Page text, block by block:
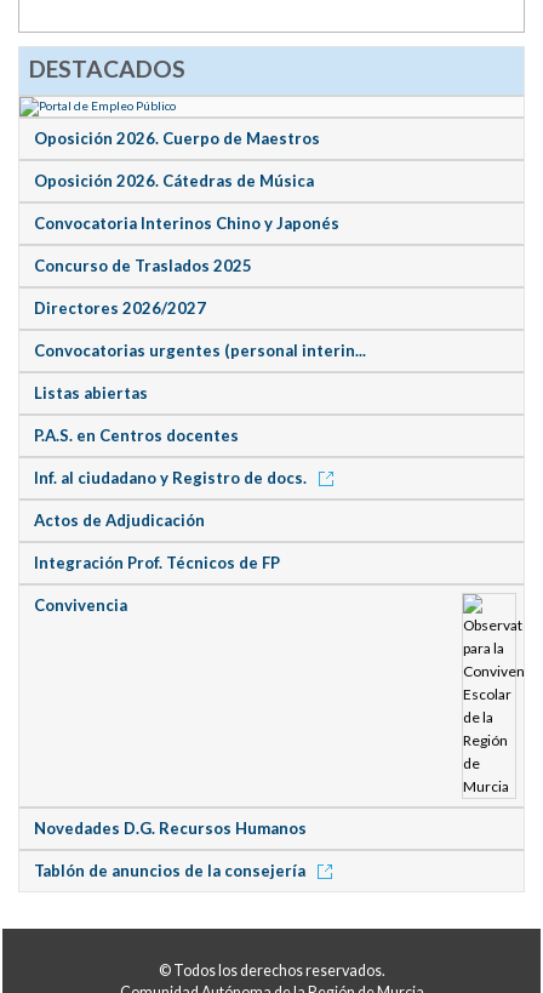
DESTACADOS
Oposición 2026. Cuerpo de Maestros
Oposición 2026. Cátedras de Música
Convocatoria Interinos Chino y Japonés
Concurso de Traslados 2025
Directores 2026/2027
Convocatorias urgentes (personal interin...
Listas abiertas
P.A.S. en Centros docentes
Inf. al ciudadano y Registro de docs.
Actos de Adjudicación
Integración Prof. Técnicos de FP
Convivencia
Novedades D.G. Recursos Humanos
Tablón de anuncios de la consejería
© Todos los derechos reservados.